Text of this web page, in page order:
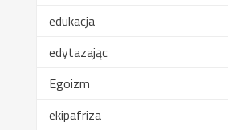
edukacja
edytazając
Egoizm
ekipafriza